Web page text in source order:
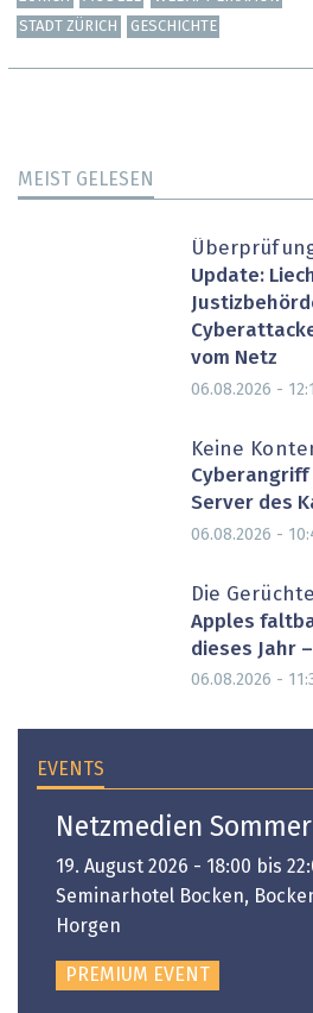
STADT ZÜRICH
GESCHICHTE
MEIST GELESEN
Update:
vom Netz
06.08.2026 -
Keine
Server des
06.08.2026 -
Die
Apples
dieses Jahr
06.08.2026 -
EVENTS
Netzmedien
19. August 2026 - 18:00 bis
Seminarhotel Bocken,
Horgen
PREMIUM EVENT